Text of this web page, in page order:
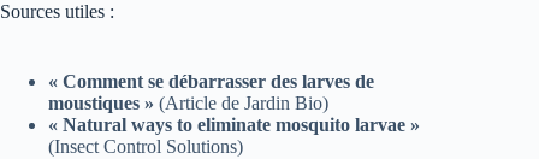
Sources utiles :
« Comment se débarrasser des larves de
moustiques » (Article de Jardin Bio)
« Natural ways to eliminate mosquito larvae »
(Insect Control Solutions)